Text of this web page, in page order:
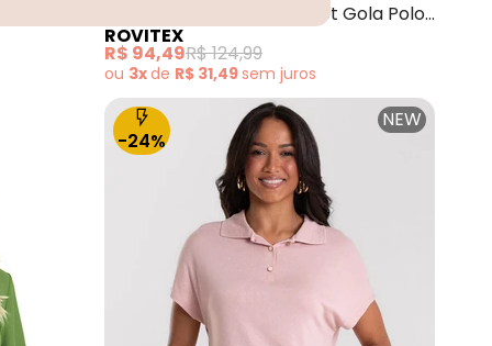
Blusa Feminina Visco Tricot Gola Polo
Azul
ROVITEX
R$ 94,49R$ 124,99
ou 3xde R$ 31,49sem juros
-24%
NEW